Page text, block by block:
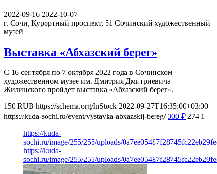
2022-09-16 2022-10-07
г. Сочи, Курортный проспект, 51 Сочинский художественный
музей
Выставка «Абхазский берег»
С 16 сентября по 7 октября 2022 года в Сочинском
художественном музее им. Дмитрия Дмитриевича
Жилинского пройдет выставка «Абхазский берег».
150 RUB https://schema.org/InStock 2022-09-27T16:35:00+03:00
https://kuda-sochi.ru/event/vystavka-abxazskij-bereg/ 300 ₽ 274 1
https://kuda-
sochi.ru/image/255/255/uploads/
https://kuda-
sochi.ru/image/255/255/uploads/